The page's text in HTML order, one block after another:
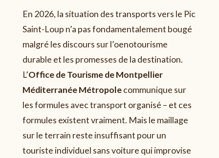
En 2026, la situation des transports vers le Pic
Saint-Loup n’a pas fondamentalement bougé
malgré les discours sur l’oenotourisme
durable et les promesses de la destination.
L’Office de Tourisme de Montpellier
Méditerranée Métropolecommunique sur
les formules avec transport organisé – et ces
formules existent vraiment. Mais le maillage
sur le terrain reste insuffisant pour un
touriste individuel sans voiture qui improvise